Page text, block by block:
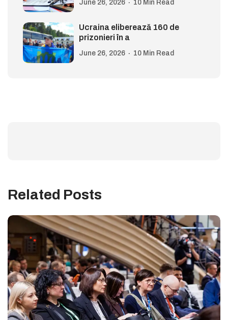
June 26, 2026 10 Min Read
Ucraina eliberează 160 de
prizonieri în a
June 26, 2026 10 Min Read
Related Posts